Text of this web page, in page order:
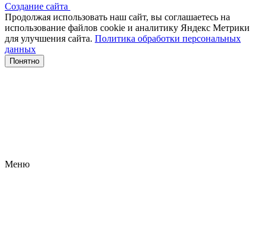
Создание сайта
Продолжая использовать наш сайт, вы соглашаетесь на
использование файлов сооkіе и аналитику Яндекс Метрики
для улучшения сайта. Политика обработки персональных
данных
Понятно
Меню